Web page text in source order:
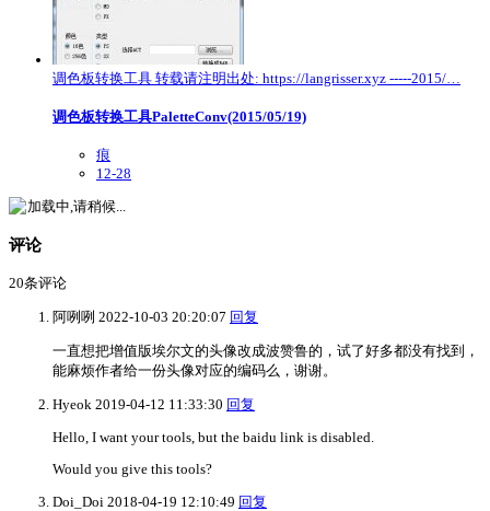
调色板转换工具 转载请注明出处: https://langrisser.xyz -----2015/…
调色板转换工具PaletteConv(2015/05/19)
痕
12-28
加载中,请稍候...
评论
20条评论
阿咧咧 2022-10-03 20:20:07 回复
一直想把增值版埃尔文的头像改成波赞鲁的，试了好多都没有找到，
能麻烦作者给一份头像对应的编码么，谢谢。
Hyeok 2019-04-12 11:33:30 回复
Hello, I want your tools, but the baidu link is disabled.
Would you give this tools?
Doi_Doi 2018-04-19 12:10:49 回复